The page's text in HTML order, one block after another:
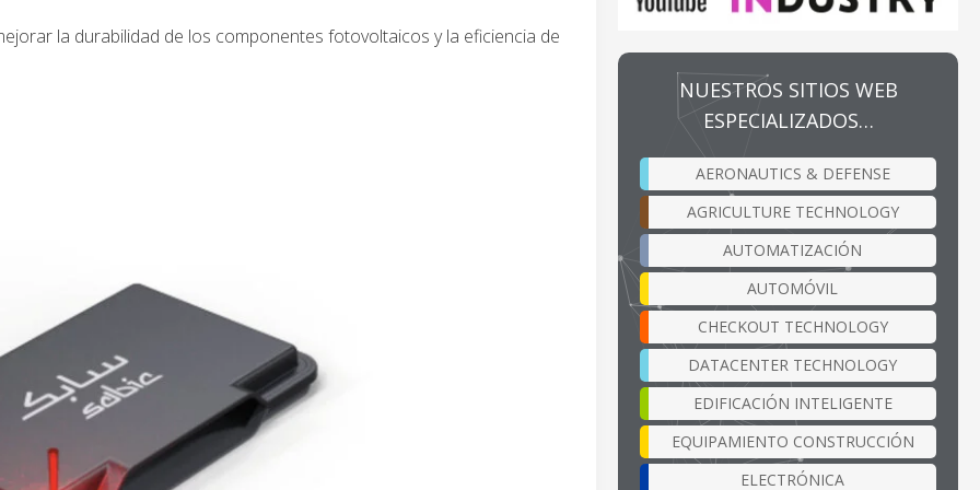
la durabilidad de los componentes fotovoltaicos y la eficiencia de
NUESTROS SITIOS WEB
ESPECIALIZADOS…
AERONAUTICS & DEFENSE
AGRICULTURE TECHNOLOGY
AUTOMATIZACIÓN
AUTOMÓVIL
CHECKOUT TECHNOLOGY
DATACENTER TECHNOLOGY
EDIFICACIÓN INTELIGENTE
EQUIPAMIENTO CONSTRUCCIÓN
ELECTRÓNICA